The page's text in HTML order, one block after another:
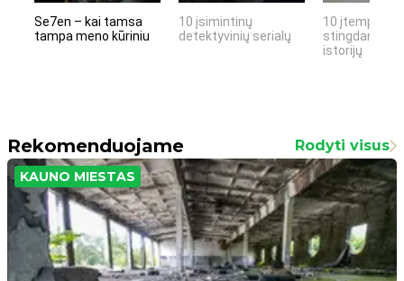
Se7en – kai tamsa
tampa meno kūriniu
10 įsimintinų
detektyvinių serialų
10 įtemptų,
stingdančių
istorijų
Rekomenduojame Rodyti visus
KAUNO MIESTAS